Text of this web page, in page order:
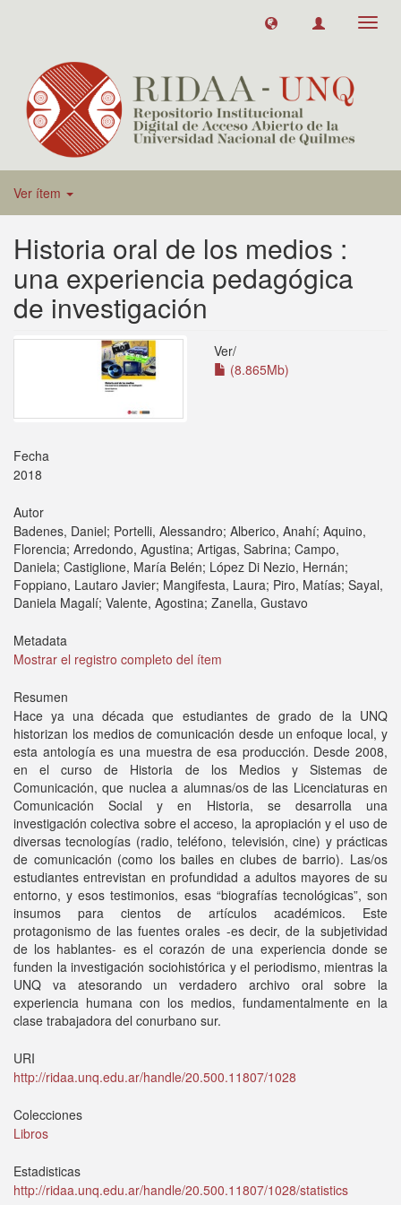
Ver ítem
Historia oral de los medios :
una experiencia pedagógica
de investigación
Ver/
(8.865Mb)
Fecha
2018
Autor
Badenes, Daniel; Portelli, Alessandro; Alberico, Anahí; Aquino,
Florencia; Arredondo, Agustina; Artigas, Sabrina; Campo,
Daniela; Castiglione, María Belén; López Di Nezio, Hernán;
Foppiano, Lautaro Javier; Mangifesta, Laura; Piro, Matías; Sayal,
Daniela Magalí; Valente, Agostina; Zanella, Gustavo
Metadata
Mostrar el registro completo del ítem
Resumen
Hace ya una década que estudiantes de grado de la UNQ
historizan los medios de comunicación desde un enfoque local, y
esta antología es una muestra de esa producción. Desde 2008,
en el curso de Historia de los Medios y Sistemas de
Comunicación, que nuclea a alumnas/os de las Licenciaturas en
Comunicación Social y en Historia, se desarrolla una
investigación colectiva sobre el acceso, la apropiación y el uso de
diversas tecnologías (radio, teléfono, televisión, cine) y prácticas
de comunicación (como los bailes en clubes de barrio). Las/os
estudiantes entrevistan en profundidad a adultos mayores de su
entorno, y esos testimonios, esas “biografías tecnológicas”, son
insumos para cientos de artículos académicos. Este
protagonismo de las fuentes orales -es decir, de la subjetividad
de los hablantes- es el corazón de una experiencia donde se
funden la investigación sociohistórica y el periodismo, mientras la
UNQ va atesorando un verdadero archivo oral sobre la
experiencia humana con los medios, fundamentalmente en la
clase trabajadora del conurbano sur.
URI
http://ridaa.unq.edu.ar/handle/20.500.11807/1028
Colecciones
Libros
Estadisticas
http://ridaa.unq.edu.ar/handle/20.500.11807/1028/statistics